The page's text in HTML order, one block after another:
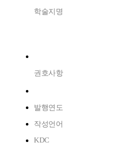
학술지명
권호사항
발행연도
작성언어
KDC